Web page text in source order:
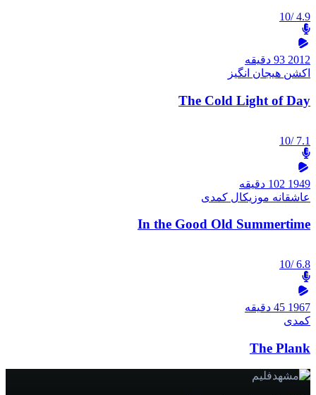
4.9
/10
2012 93 دقیقه
اکشن هیجان انگیز
The Cold Light of Day
7.1
/10
1949 102 دقیقه
عاشقانه موزیکال کمدی
In the Good Old Summertime
6.8
/10
1967 45 دقیقه
کمدی
The Plank